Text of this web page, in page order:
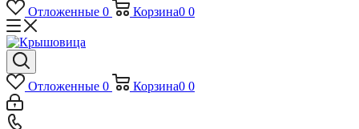
Отложенные 0 Корзина0 0
Отложенные 0 Корзина0 0